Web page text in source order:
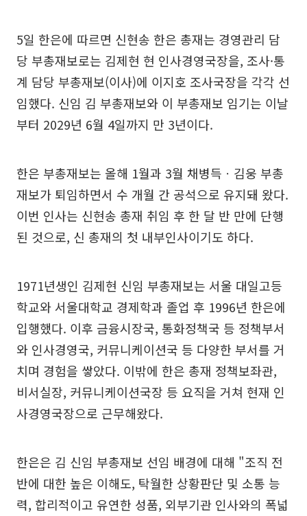
5일 한은에 따르면 신현송 한은 총재는 경영관리 담
당 부총재보로는 김제현 현 인사경영국장을, 조사·통
계 담당 부총재보(이사)에 이지호 조사국장을 각각 선
임했다. 신임 김 부총재보와 이 부총재보 임기는 이날
부터 2029년 6월 4일까지 만 3년이다.
한은 부총재보는 올해 1월과 3월 채병득ㆍ김웅 부총
재보가 퇴임하면서 수 개월 간 공석으로 유지돼 왔다.
이번 인사는 신현송 총재 취임 후 한 달 반 만에 단행
된 것으로, 신 총재의 첫 내부인사이기도 하다.
1971년생인 김제현 신임 부총재보는 서울 대일고등
학교와 서울대학교 경제학과 졸업 후 1996년 한은에
입행했다. 이후 금융시장국, 통화정책국 등 정책부서
와 인사경영국, 커뮤니케이션국 등 다양한 부서를 거
치며 경험을 쌓았다. 이밖에 한은 총재 정책보좌관,
비서실장, 커뮤니케이션국장 등 요직을 거쳐 현재 인
사경영국장으로 근무해왔다.
한은은 김 신임 부총재보 선임 배경에 대해 "조직 전
반에 대한 높은 이해도, 탁월한 상황판단 및 소통 능
력, 합리적이고 유연한 성품, 외부기관 인사와의 폭넓